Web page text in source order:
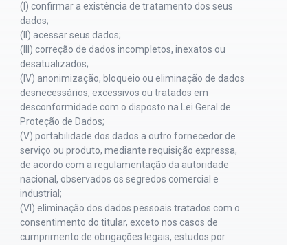
(I) confirmar a existência de tratamento dos seus
dados;
(II) acessar seus dados;
(III) correção de dados incompletos, inexatos ou
desatualizados;
(IV) anonimização, bloqueio ou eliminação de dados
desnecessários, excessivos ou tratados em
desconformidade com o disposto na Lei Geral de
Proteção de Dados;
(V) portabilidade dos dados a outro fornecedor de
serviço ou produto, mediante requisição expressa,
de acordo com a regulamentação da autoridade
nacional, observados os segredos comercial e
industrial;
(VI) eliminação dos dados pessoais tratados com o
consentimento do titular, exceto nos casos de
cumprimento de obrigações legais, estudos por